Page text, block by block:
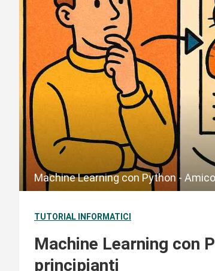
Machine Learning con Python -
TUTORIAL INFORMATICI
Machine Learning con
principianti